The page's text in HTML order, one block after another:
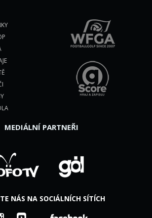
MEDIÁLNÍ PARTNEŘI
NÁS NA SOCIÁLNÍCH SÍTÍCH